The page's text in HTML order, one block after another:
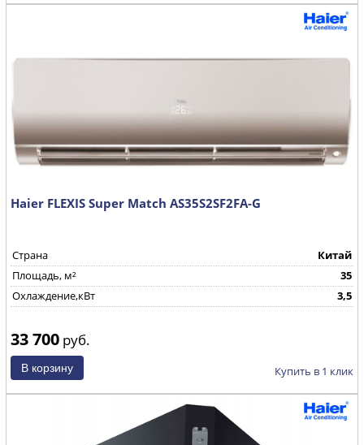
Haier FLEXIS Super Match AS35S2SF2FA-G
Страна
Китай
Площадь, м²
35
Охлаждение,кВт
3,5
33 700 руб.
Купить в 1 клик